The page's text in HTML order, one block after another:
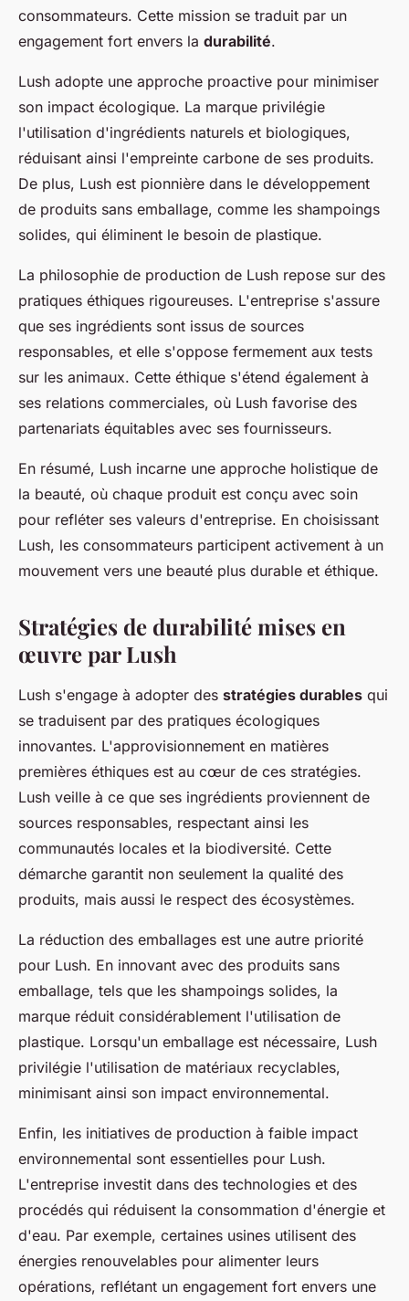
consommateurs. Cette mission se traduit par un
engagement fort envers la durabilité.
Lush adopte une approche proactive pour minimiser
son impact écologique. La marque privilégie
l'utilisation d'ingrédients naturels et biologiques,
réduisant ainsi l'empreinte carbone de ses produits.
De plus, Lush est pionnière dans le développement
de produits sans emballage, comme les shampoings
solides, qui éliminent le besoin de plastique.
La philosophie de production de Lush repose sur des
pratiques éthiques rigoureuses. L'entreprise s'assure
que ses ingrédients sont issus de sources
responsables, et elle s'oppose fermement aux tests
sur les animaux. Cette éthique s'étend également à
ses relations commerciales, où Lush favorise des
partenariats équitables avec ses fournisseurs.
En résumé, Lush incarne une approche holistique de
la beauté, où chaque produit est conçu avec soin
pour refléter ses valeurs d'entreprise. En choisissant
Lush, les consommateurs participent activement à un
mouvement vers une beauté plus durable et éthique.
Stratégies de durabilité mises en
œuvre par Lush
Lush s'engage à adopter des stratégies durables qui
se traduisent par des pratiques écologiques
innovantes. L'approvisionnement en matières
premières éthiques est au cœur de ces stratégies.
Lush veille à ce que ses ingrédients proviennent de
sources responsables, respectant ainsi les
communautés locales et la biodiversité. Cette
démarche garantit non seulement la qualité des
produits, mais aussi le respect des écosystèmes.
La réduction des emballages est une autre priorité
pour Lush. En innovant avec des produits sans
emballage, tels que les shampoings solides, la
marque réduit considérablement l'utilisation de
plastique. Lorsqu'un emballage est nécessaire, Lush
privilégie l'utilisation de matériaux recyclables,
minimisant ainsi son impact environnemental.
Enfin, les initiatives de production à faible impact
environnemental sont essentielles pour Lush.
L'entreprise investit dans des technologies et des
procédés qui réduisent la consommation d'énergie et
d'eau. Par exemple, certaines usines utilisent des
énergies renouvelables pour alimenter leurs
opérations, reflétant un engagement fort envers une